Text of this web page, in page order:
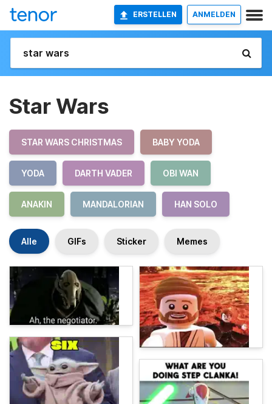
ERSTELLEN ANMELDEN
Star Wars
STAR WARS CHRISTMAS BABY YODA
YODA DARTH VADER OBI WAN
ANAKIN MANDALORIAN HAN SOLO
Alle GIFs Sticker Memes